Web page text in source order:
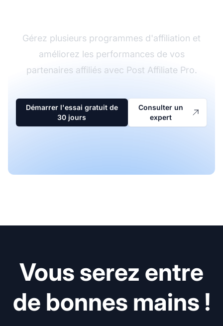
Gérez plusieurs programmes d'affiliation et
améliorez les performances de vos
partenaires affiliés avec Post Affiliate Pro.
Démarrer l'essai gratuit de
30 jours
Consulter un
expert
Vous serez entre
de bonnes mains !